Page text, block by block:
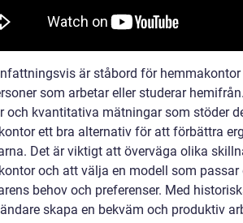
är ståbord för
som arbetar eller studerar
och kvantitativa mätningar som stöder
ett bra alternativ för att förbättra
Det är viktigt att överväga olika
och att välja en modell som passar
behov och preferenser. Med
skapa en bekväm och produktiv